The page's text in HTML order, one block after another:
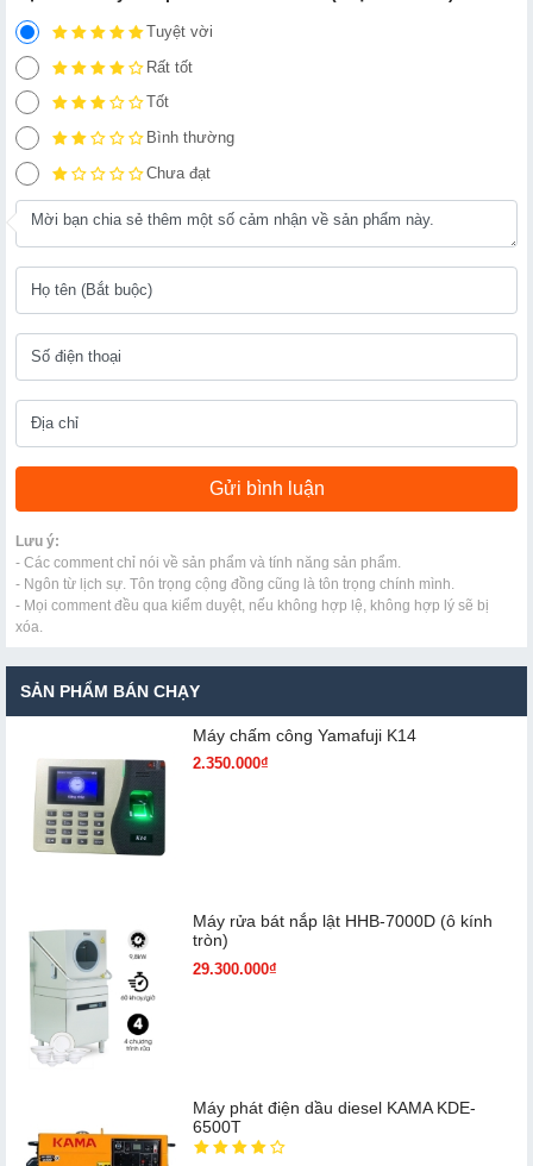
Tuyệt vời
Rất tốt
Tốt
Bình thường
Chưa đạt
Lưu ý:
- Các comment chỉ nói về sản phẩm và tính năng sản phẩm.
- Ngôn từ lịch sự. Tôn trọng cộng đồng cũng là tôn trọng chính mình.
- Mọi comment đều qua kiểm duyệt, nếu không hợp lệ, không hợp lý sẽ bị
xóa.
SẢN PHẨM BÁN CHẠY
Máy chấm cô​ng Yamafuji K14
2.350.000₫
Máy rửa bát nắp lật HHB-7000D (ô kính
tròn)
29.300.000₫
Máy phát điện dầu diesel KAMA KDE-
6500T